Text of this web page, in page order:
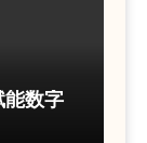
能数字